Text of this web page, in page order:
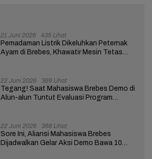
21 Juni 2026 435 Lihat
Pemadaman Listrik Dikeluhkan Peternak
Ayam di Brebes, Khawatir Mesin Tetas
22 Juni 2026 369 Lihat
Tegang! Saat Mahasiswa Brebes Demo di
Alun-alun Tuntut Evaluasi Program
22 Juni 2026 368 Lihat
Sore Ini, Aliansi Mahasiswa Brebes
Dijadwalkan Gelar Aksi Demo Bawa 10